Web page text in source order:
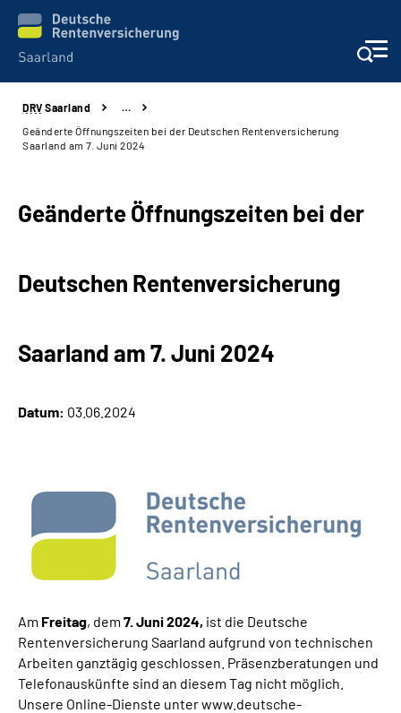
Aktuelles
Kontakt und Beratung
Über uns
Online-Services
Mein Kundenportal
DRV Saarland
…
Geänderte Öffnungszeiten bei der Deutschen Rentenversicherung
Saarland am 7. Juni 2024
Geänderte Öffnungszeiten bei der
Deutschen Rentenversicherung
Saarland am 7. Juni 2024
Datum: 03.06.2024
Am Freitag, dem 7. Juni 2024, ist die Deutsche
Rentenversicherung Saarland aufgrund von technischen
Arbeiten ganztägig geschlossen. Präsenzberatungen und
Telefonauskünfte sind an diesem Tag nicht möglich.
Unsere Online-Dienste unter www.deutsche-